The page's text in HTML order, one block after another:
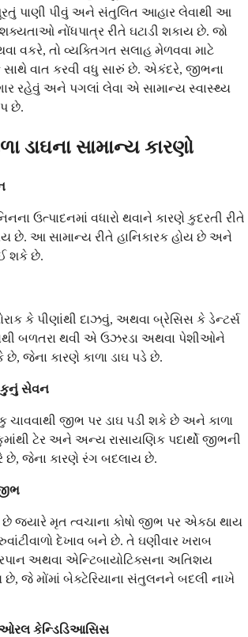
પાણી પીવું અને સંતુલિત આહાર લેવાથી આ
શક્યતાઓ નોંધપાત્ર રીતે ઘટાડી શકાય છે. જો
વકરે, તો વ્યક્તિગત સલાહ મેળવવા માટે
સાથે વાત કરવી વધુ સારું છે. એકંદરે, જીભના
રહેવું અને પગલાં લેવા એ સામાન્ય સ્વાસ્થ્ય
છે.
ડાઘના સામાન્ય કારણો
ઉત્પાદનમાં વધારો થવાને કારણે કુદરતી રીતે
છે. આ સામાન્ય રીતે હાનિકારક હોય છે અને
શકે છે.
કે પીણાંથી દાઝવું, અથવા બ્રેસિસ કે ડેન્ટર્સ
બળતરા થવી એ ઉઝરડા અથવા પેશીઓને
છે, જેના કારણે કાળા ડાઘ પડે છે.
સેવન
ચાવવાથી જીભ પર ડાઘ પડી શકે છે અને કાળા
ટેર અને અન્ય રાસાયણિક પદાર્થો જીભની
છે, જેના કારણે રંગ બદલાય છે.
જ્યારે મૃત ત્વચાના કોષો જીભ પર એકઠા થાય
દેખાવ બને છે. તે ઘણીવાર ખરાબ
અથવા એન્ટિબાયોટિક્સના અતિશય
જે મોંમાં બેક્ટેરિયાના સંતુલનને બદલી નાખે
કેન્ડિડિઆસિસ